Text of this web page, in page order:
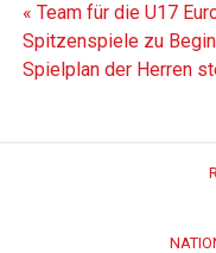
« Team für die U17
Spitzenspiele zu
Spielplan der Herren